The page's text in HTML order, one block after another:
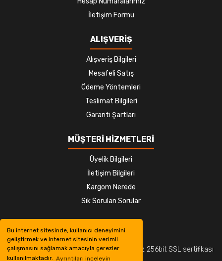
Bu internet sitesinde, kullanıcı deneyimini
geliştirmek ve internet sitesinin verimli
çalışmasını sağlamak amacıyla çerezler
kullanılmaktadır. Ayrıntıları inceleyin
İletişim Formu
ALIŞVERİŞ
Alışveriş Bilgileri
Mesafeli Satış
Ödeme Yöntemleri
Teslimat Bilgileri
Garanti Şartları
MÜŞTERİ HİZMETLERİ
Üyelik Bilgileri
İletişim Bilgileri
Kargom Nerede
Sık Sorulan Sorular
© Tüm hakları saklıdır. Kredi kartı bilgileriniz 256bit SSL sertifikası